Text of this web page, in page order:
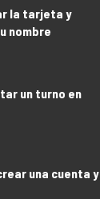
la tarjeta y
nombre
un turno en
una cuenta y